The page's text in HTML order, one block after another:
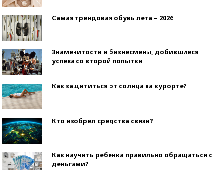
Самая трендовая обувь лета – 2026
Знаменитости и бизнесмены, добившиеся
успеха со второй попытки
Как защититься от солнца на курорте?
Кто изобрел средства связи?
Как научить ребенка правильно обращаться с
деньгами?